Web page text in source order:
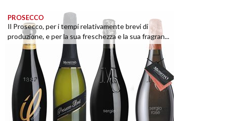
PROSECCO
Il Prosecco, per i tempi relativamente brevi di
produzione, e per la sua freschezza e la sua fragran...